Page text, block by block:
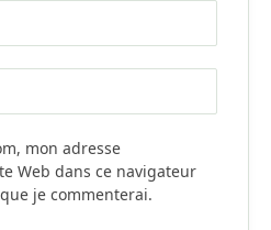
mon adresse
Web dans ce navigateur
je commenterai.